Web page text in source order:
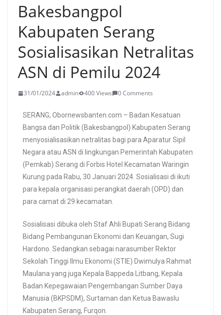
Bakesbangpol
Kabupaten Serang
Sosialisasikan Netralitas
ASN di Pemilu 2024
31/01/2024 admin 400 Views 0 Comments
SERANG, Obornewsbanten.com – Badan Kesatuan
Bangsa dan Politik (Bakesbangpol) Kabupaten Serang
menyosialisasikan netralitas bagi para Aparatur Sipil
Negara atau ASN di lingkungan Pemerintah Kabupaten
(Pemkab) Serang di Forbis Hotel Kecamatan Waringin
Kurung pada Rabu, 30 Januari 2024. Sosialisasi di ikuti
para kepala organisasi perangkat daerah (OPD) dan
para camat di 29 kecamatan.
Sosialisasi dibuka oleh Staf Ahli Bupati Serang Bidang
Bidang Pembangunan Ekonomi dan Keuangan, Sugi
Hardono. Sedangkan sebagai narasumber Rektor
Sekolah Tinggi Ilmu Ekonomi (STIE) Dwimulya Rahmat
Maulana yang juga Kepala Bappeda Litbang, Kepala
Badan Kepegawaian Pengembangan Sumber Daya
Manusia (BKPSDM), Surtaman dan Ketua Bawaslu
Kabupaten Serang, Furqon.